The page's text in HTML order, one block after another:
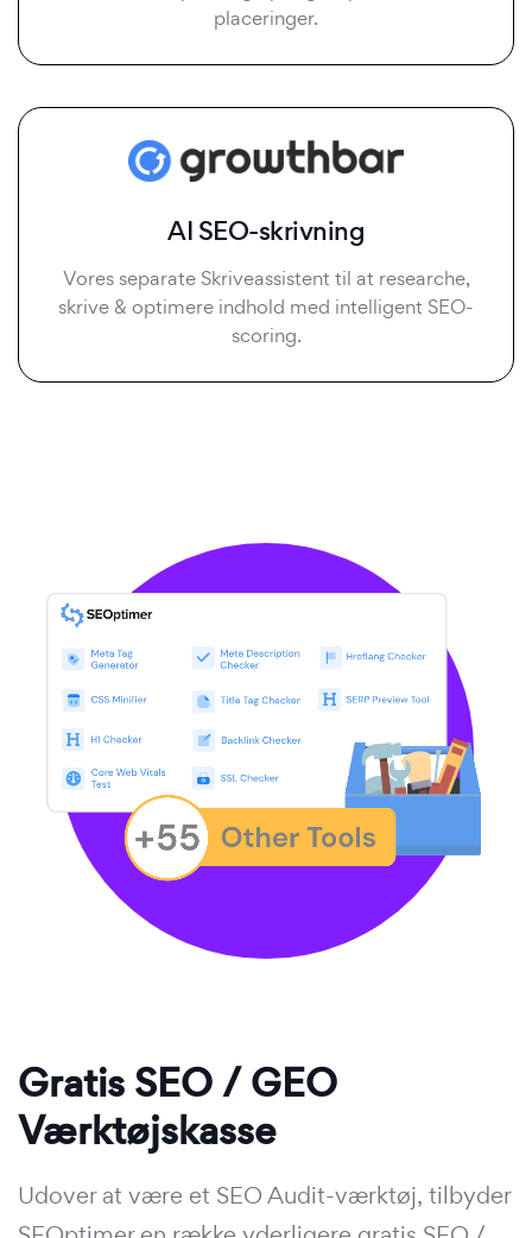
placeringer.
AI SEO-skrivning
Vores separate Skriveassistent til at researche,
skrive & optimere indhold med intelligent SEO-
scoring.
Gratis SEO / GEO
Værktøjskasse
Udover at være et SEO Audit-værktøj, tilbyder